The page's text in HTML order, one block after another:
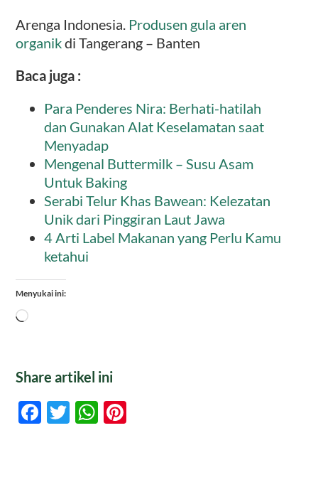
Arenga Indonesia. Produsen gula aren
organikdi Tangerang – Banten
Baca juga :
Para Penderes Nira: Berhati-hatilah
dan Gunakan Alat Keselamatan saat
Menyadap
Mengenal Buttermilk – Susu Asam
Untuk Baking
Serabi Telur Khas Bawean: Kelezatan
Unik dari Pinggiran Laut Jawa
4 Arti Label Makanan yang Perlu Kamu
ketahui
Menyukai ini:
Memuat...
Share artikel ini
Facebook
TwitterWhatsApp